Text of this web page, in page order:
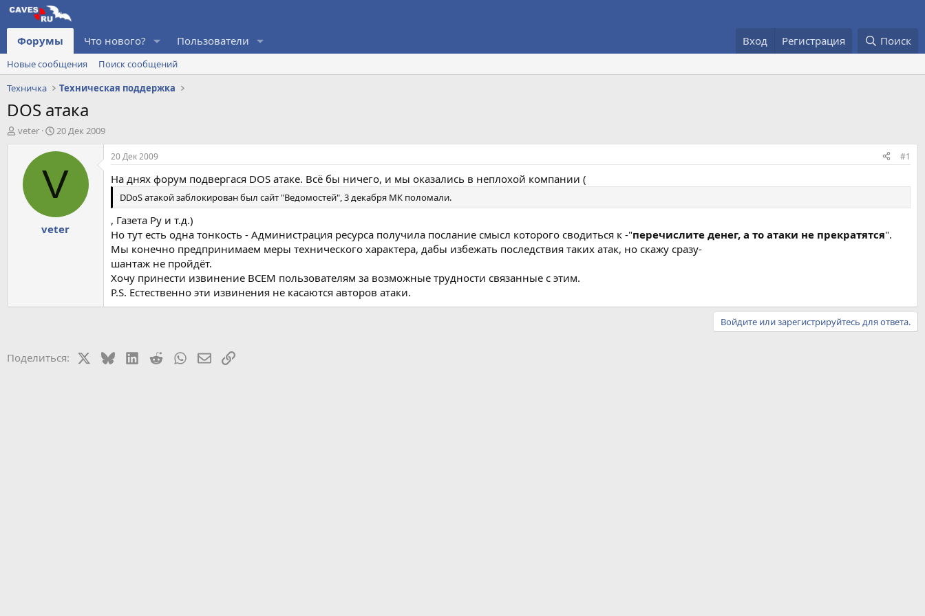
Форумы Что нового? Пользователи Вход Регистрация Поиск
Новые сообщения
Поиск сообщений
Техничка
Техническая поддержка
DOS атака
А
veter
Д
т
н
а
а
л
20 Дек 2009
V
veter
20 Дек 2009 #1
На днях форум подвергася DOS атаке. Всё бы ничего, и мы оказались в неплохой компании (
DDoS атакой заблокирован был сайт "Ведомостей", 3 декабря МК поломали.
, Газета Ру и т.д.)
Но тут есть одна тонкость - Администрация ресурса получила послание смысл которого сводиться к -"перечислите денег, а то атаки не прекратятся".
Мы конечно предпринимаем меры технического характера, дабы избежать последствия таких атак, но скажу сразу-
шантаж не пройдёт.
Хочу принести извинение ВСЕМ пользователям за возможные трудности связанные с этим.
P.S. Естественно эти извинения не касаются авторов атаки.
Войдите или зарегистрируйтесь для ответа.
Поделиться: BlueskyLinkedIn
Reddit WhatsApp
Электронная почта
Ссылка